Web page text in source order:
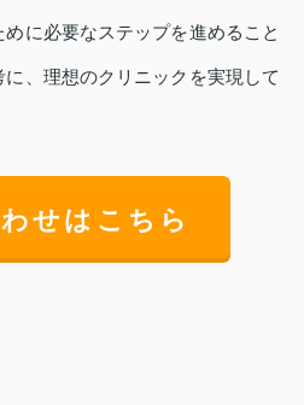
に必要なステップを進めること
、理想のクリニックを実現して
せはこちら